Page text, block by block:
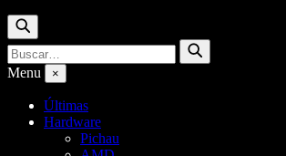
Buscar
Buscar
por:
Buscar
Menu ×
Últimas
Hardware
Pichau